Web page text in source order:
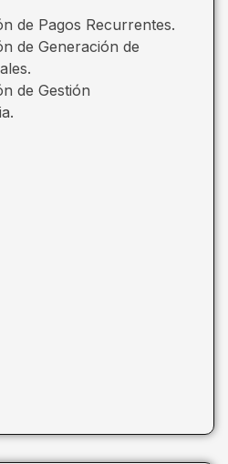
de Pagos Recurrentes.
de Generación de
de Gestión